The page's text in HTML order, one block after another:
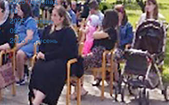
10
2025 жовтень
09
2025 вересень